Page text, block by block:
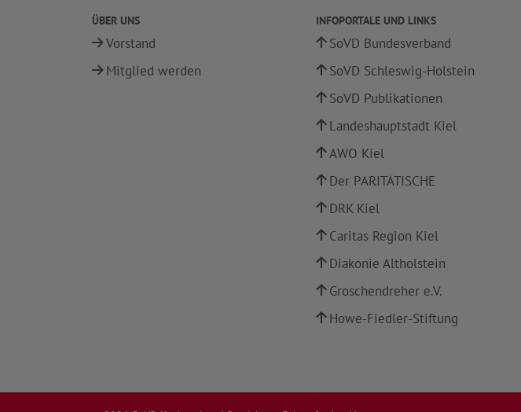
ÜBER UNS
Vorstand
Mitglied werden
INFOPORTALE UND LINKS
SoVD Bundesverband
SoVD Schleswig-Holstein
SoVD Publikationen
Landeshauptstadt Kiel
AWO Kiel
Der PARITÄTISCHE
DRK Kiel
Caritas Region Kiel
Diakonie Altholstein
Groschendreher e.V.
Howe-Fiedler-Stiftung